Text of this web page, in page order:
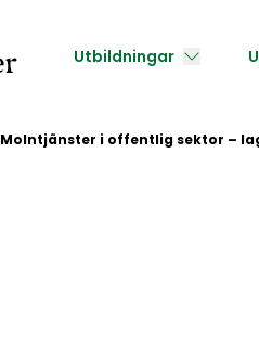
Utbildningar
Molntjänster i offentlig sektor –